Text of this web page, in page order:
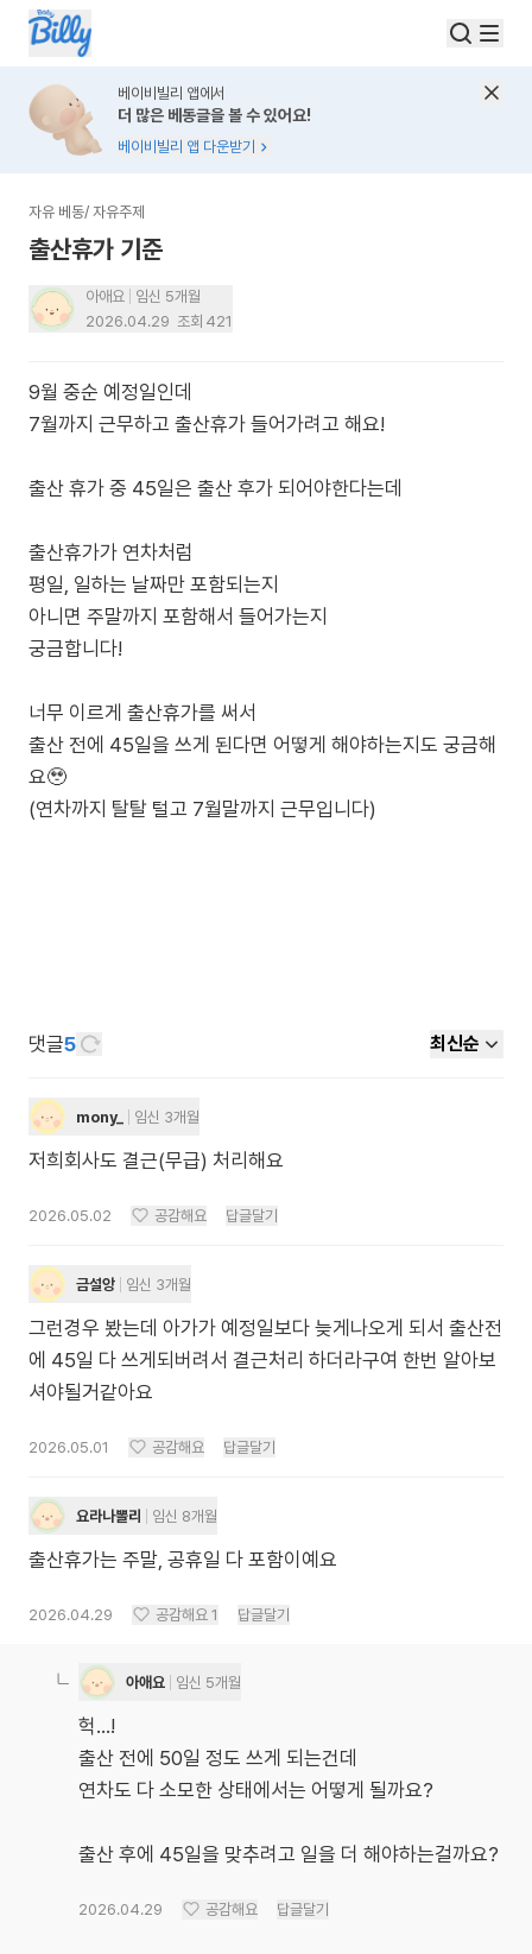
베이비빌리 앱에서
더 많은 베동글을 볼 수 있어요!
베이비빌리 앱 다운받기
자유 베동/ 자유주제
출산휴가 기준
아애요
임신 5개월
2026.04.29 조회 421
9월 중순 예정일인데
7월까지 근무하고 출산휴가 들어가려고 해요!
출산 휴가 중 45일은 출산 후가 되어야한다는데
출산휴가가 연차처럼
평일, 일하는 날짜만 포함되는지
아니면 주말까지 포함해서 들어가는지
궁금합니다!
너무 이르게 출산휴가를 써서
출산 전에 45일을 쓰게 된다면 어떻게 해야하는지도 궁금해
요🥹
(연차까지 탈탈 털고 7월말까지 근무입니다)
댓글5 최신순
mony_ 임신 3개월
저희회사도 결근(무급) 처리해요
2026.05.02 공감해요 답글달기
금설앙 임신 3개월
그런경우 봤는데 아가가 예정일보다 늦게나오게 되서 출산전
에 45일 다 쓰게되버려서 결근처리 하더라구여 한번 알아보
셔야될거같아요
2026.05.01 공감해요 답글달기
요라나뽈리 임신 8개월
출산휴가는 주말, 공휴일 다 포함이예요
2026.04.29 공감해요 1 답글달기
아애요 임신 5개월
헉…!
출산 전에 50일 정도 쓰게 되는건데
연차도 다 소모한 상태에서는 어떻게 될까요?
출산 후에 45일을 맞추려고 일을 더 해야하는걸까요?
2026.04.29 공감해요 답글달기